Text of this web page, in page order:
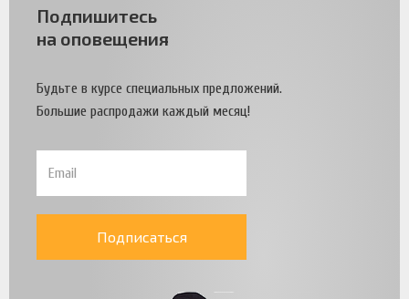
Подпишитесь
на оповещения
Будьте в курсе специальных предложений.
Большие распродажи каждый месяц!
Подписаться